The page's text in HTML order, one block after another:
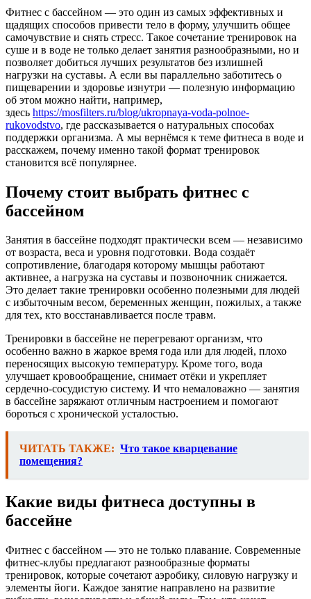
Фитнес с бассейном — это один из самых эффективных и
щадящих способов привести тело в форму, улучшить общее
самочувствие и снять стресс. Такое сочетание тренировок на
суше и в воде не только делает занятия разнообразными, но и
позволяет добиться лучших результатов без излишней
нагрузки на суставы. А если вы параллельно заботитесь о
пищеварении и здоровье изнутри — полезную информацию
об этом можно найти, например,
здесь https://mosfilters.ru/blog/ukropnaya-voda-polnoe-
rukovodstvo, где рассказывается о натуральных способах
поддержки организма. А мы вернёмся к теме фитнеса в воде и
расскажем, почему именно такой формат тренировок
становится всё популярнее.
Почему стоит выбрать фитнес с
бассейном
Занятия в бассейне подходят практически всем — независимо
от возраста, веса и уровня подготовки. Вода создаёт
сопротивление, благодаря которому мышцы работают
активнее, а нагрузка на суставы и позвоночник снижается.
Это делает такие тренировки особенно полезными для людей
с избыточным весом, беременных женщин, пожилых, а также
для тех, кто восстанавливается после травм.
Тренировки в бассейне не перегревают организм, что
особенно важно в жаркое время года или для людей, плохо
переносящих высокую температуру. Кроме того, вода
улучшает кровообращение, снимает отёки и укрепляет
сердечно-сосудистую систему. И что немаловажно — занятия
в бассейне заряжают отличным настроением и помогают
бороться с хронической усталостью.
ЧИТАТЬ ТАКЖЕ: Что такое кварцевание
помещения?
Какие виды фитнеса доступны в
бассейне
Фитнес с бассейном — это не только плавание. Современные
фитнес-клубы предлагают разнообразные форматы
тренировок, которые сочетают аэробику, силовую нагрузку и
элементы йоги. Каждое занятие направлено на развитие